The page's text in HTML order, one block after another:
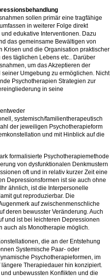
sollen primär eine tragfähige
in weiterer Folge direkt
edukative Interventionen. Dazu
das gemeinsame Bewältigen von
Krisen und die Organisation praktischer
täglichen Lebens etc.. Darüber
um das Akzeptieren der
Umgebung zu ermöglichen. Nicht
Psychotherapien Strategien zur
in seine
systemisch/familientherapeutisch
der jeweiligen Psychotherapieform
und mit Hinblick auf die
formalisierte Psychotherapiemethode
von dysfunktionalen Denkmustern
oft und in relativ kurzer Zeit eine
Depressionsformen ist sie auch ohne
ähnlich, ist die Interpersonelle
gut reproduzierbar. Die
auf zwischenmenschliche
deren bewusster Veränderung. Auch
und ist bei leichteren Depressionen
auch als Monotherapie möglich.
die an der Entstehung
Systemische Paar- oder
Psychotherapieformen, im
Therapiedauer hin konzipiert.
unbewussten Konflikten und die